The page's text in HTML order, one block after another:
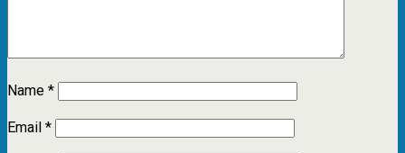
Name*
Email*